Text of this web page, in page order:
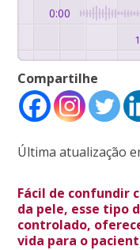
0:00
Compartilhe
Última atualização
Fácil de confundir
da pele, esse tipo
controlado,
vida para o